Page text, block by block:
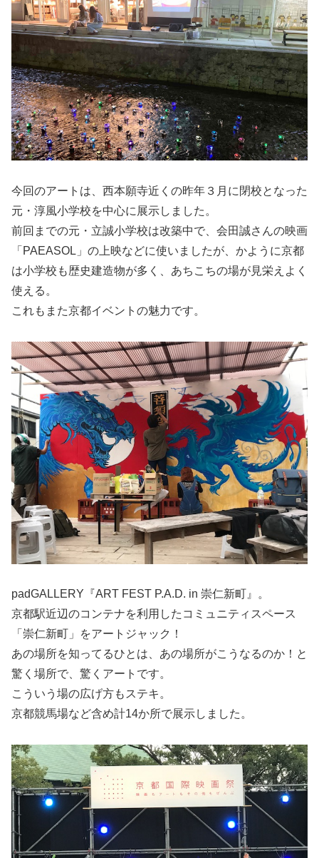
今回のアートは、西本願寺近くの昨年３月に閉校となった
元・淳風小学校を中心に展示しました。
前回までの元・立誠小学校は改築中で、会田誠さんの映画
「PAEASOL」の上映などに使いましたが、かように京都
は小学校も歴史建造物が多く、あちこちの場が見栄えよく
使える。
これもまた京都イベントの魅力です。
padGALLERY『ART FEST P.A.D. in 崇仁新町』。
京都駅近辺のコンテナを利用したコミュニティスペース
「崇仁新町」をアートジャック！
あの場所を知ってるひとは、あの場所がこうなるのか！と
驚く場所で、驚くアートです。
こういう場の広げ方もステキ。
京都競馬場など含め計14か所で展示しました。